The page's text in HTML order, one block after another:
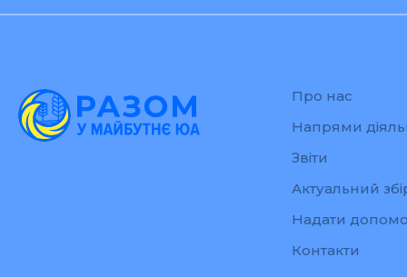
Про нас
Напрями
Звіти
Актуальний
Надати
Контакти